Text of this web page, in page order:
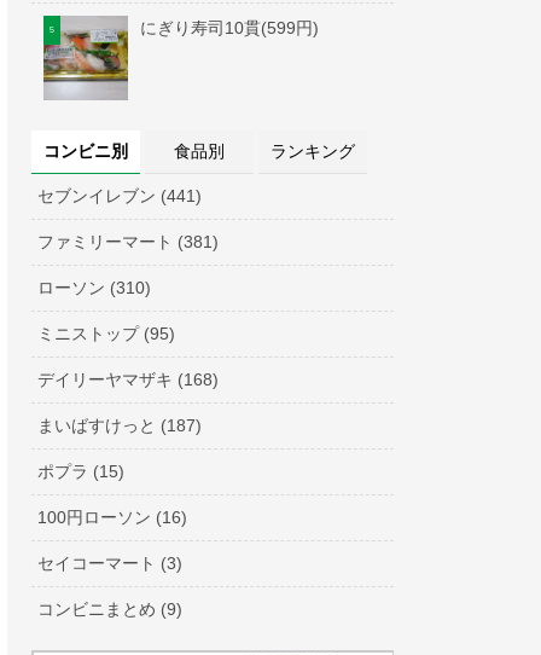
にぎり寿司10貫(599円)
コンビニ別 食品別 ランキング
セブンイレブン (441)
ファミリーマート (381)
ローソン (310)
ミニストップ (95)
デイリーヤマザキ (168)
まいばすけっと (187)
ポプラ (15)
100円ローソン (16)
セイコーマート (3)
コンビニまとめ (9)